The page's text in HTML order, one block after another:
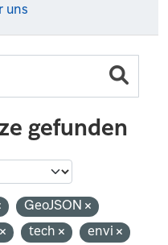
uns
gefunden
GeoJSON
tech
envi